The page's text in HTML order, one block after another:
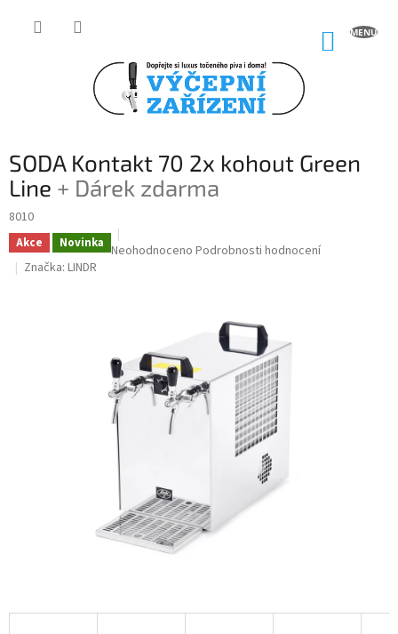
SODA Kontakt 70 2x kohout Green
Line + Dárek zdarma
8010
Akce Novinka Průměrné
hvězdiček.
Neohodnoceno Podrobnosti hodnocení
Značka: LINDR